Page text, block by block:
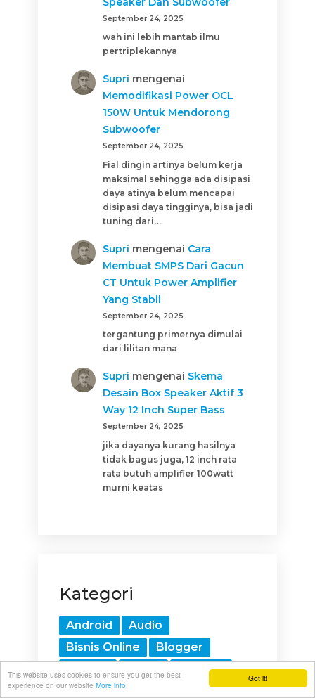
Got it!
This website uses cookies to ensure you get the best
experience on our website More info
September 24, 2025
wah ini lebih mantab ilmu
pertriplekannya
Supri mengenai
Memodifikasi Power OCL
150W Untuk Mendorong
Subwoofer
September 24, 2025
Fial dingin artinya belum kerja
maksimal sehingga ada disipasi
daya atinya belum mencapai
disipasi daya tingginya, bisa jadi
tuning dari…
Supri mengenai Cara
Membuat SMPS Dari Gacun
CT Untuk Power Amplifier
Yang Stabil
September 24, 2025
tergantung primernya dimulai
dari lilitan mana
Supri mengenai Skema
Desain Box Speaker Aktif 3
Way 12 Inch Super Bass
September 24, 2025
jika dayanya kurang hasilnya
tidak bagus juga, 12 inch rata
rata butuh amplifier 100watt
murni keatas
Kategori
Android
Audio
Bisnis Online
Blogger
Gadget
HTML
Internet
Komponen